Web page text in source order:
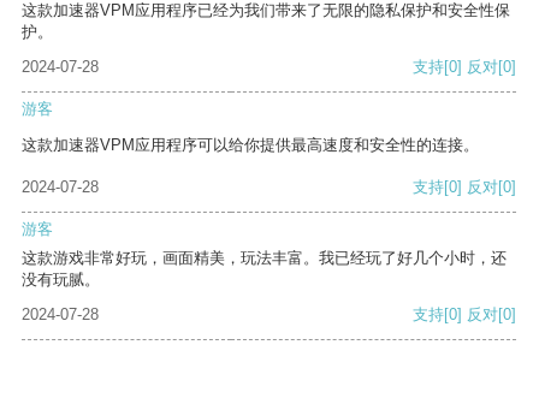
这款加速器VPM应用程序已经为我们带来了无限的隐私保护和安全性保
护。
2024-07-28
支持[0] 反对[0]
游客
这款加速器VPM应用程序可以给你提供最高速度和安全性的连接。
2024-07-28 支持[0] 反对[0]
游客
这款游戏非常好玩，画面精美，玩法丰富。我已经玩了好几个小时，还
没有玩腻。
2024-07-28
支持[0] 反对[0]